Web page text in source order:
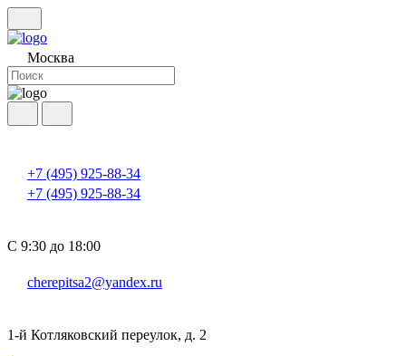
Москва
+7 (495) 925-88-34
+7 (495) 925-88-34
С 9:30 до 18:00
cherepitsa2@yandex.ru
1-й Котляковский переулок, д. 2